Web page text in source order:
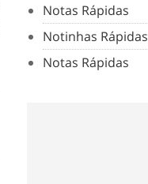
Notas Rápidas
Notinhas Rápidas
Notas Rápidas